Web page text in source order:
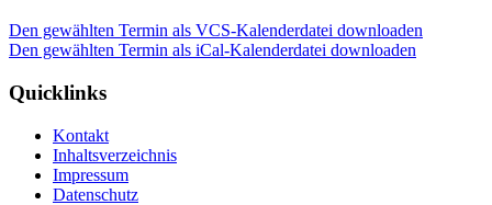
Den gewählten Termin als VCS-Kalenderdatei downloaden
Den gewählten Termin als iCal-Kalenderdatei downloaden
Quicklinks
Kontakt
Inhaltsverzeichnis
Impressum
Datenschutz